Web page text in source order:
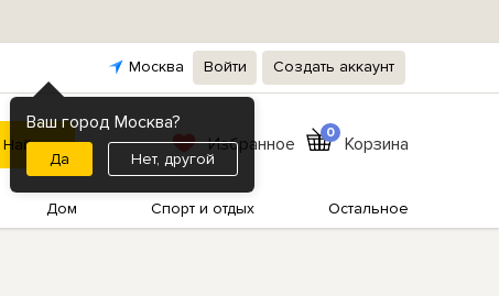
Москва
Ваш город Москва?
Нет, другой
Войти Создать аккаунт
Избранное
0
Корзина
Дом Спорт и отдых Остальное